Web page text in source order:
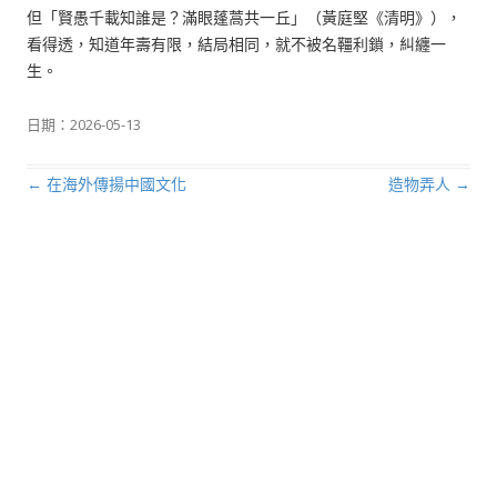
但「賢愚千載知誰是？滿眼蓬蒿共一丘」（黃庭堅《清明》），
看得透，知道年壽有限，結局相同，就不被名韁利鎖，糾纏一
生。
日期： 2026-05-13
文章導航列
← 在海外傳揚中國文化 造物弄人 →